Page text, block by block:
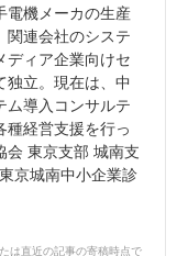
機メーカの生産
関連会社のシステ
ディア企業向けセ
独立。現在は、中
ム導入コンサルテ
種経営支援を行っ
会 東京支部 城南支
京城南中小企業診
は直近の記事の寄稿時点で